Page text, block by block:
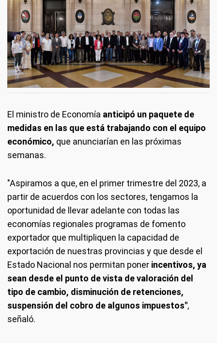
El ministro de Economía anticipó un paquete de
medidas en las que está trabajando con el equipo
económico, que anunciarían en las próximas
semanas.
"Aspiramos a que, en el primer trimestre del 2023, a
partir de acuerdos con los sectores, tengamos la
oportunidad de llevar adelante con todas las
economías regionales programas de fomento
exportador que multipliquen la capacidad de
exportación de nuestras provincias y que desde el
Estado Nacional nos permitan poner incentivos, ya
sean desde el punto de vista de valoración del
tipo de cambio, disminución de retenciones,
suspensión del cobro de algunos impuestos",
señaló.